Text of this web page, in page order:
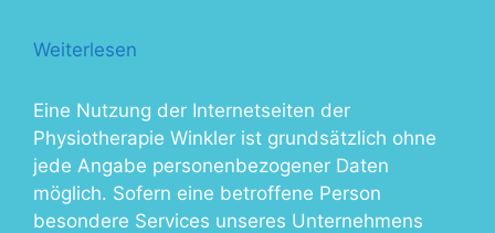
Weiterlesen
Eine Nutzung der Internetseiten der
Physiotherapie Winkler ist grundsätzlich ohne
jede Angabe personenbezogener Daten
möglich. Sofern eine betroffene Person
besondere Services unseres Unternehmens